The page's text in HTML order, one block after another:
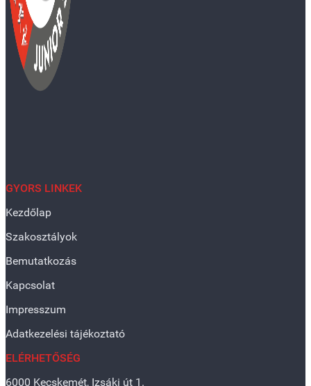
GYORS LINKEK
Kezdőlap
Szakosztályok
Bemutatkozás
Kapcsolat
Impresszum
Adatkezelési tájékoztató
ELÉRHETŐSÉG
6000 Kecskemét, Izsáki út 1.